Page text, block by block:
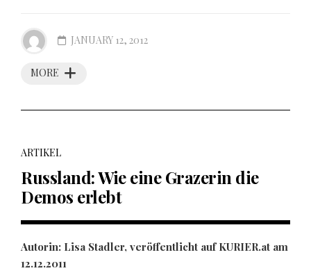
MORE
JANUARY 12, 2012
ARTIKEL
Russland: Wie eine Grazerin die
Demos erlebt
Autorin: Lisa Stadler, veröffentlicht auf KURIER.at am
12.12.2011